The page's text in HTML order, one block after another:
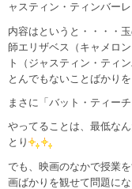
ャスティン・ティンバー
内容はというと・・・・
師エリザベス（キャメロ
ト（ジャスティン・ティ
とんでもないことばかり
まさに「バット・ティー
やってることは、最低な
とり
でも、映画のなかで授業
画ばかりを観せて問題に